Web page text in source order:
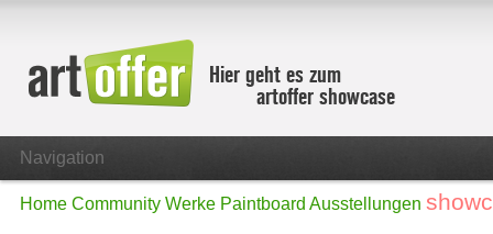
Hier geht es zum
artoffer showcase
Navigation
Home Community Werke Paintboard Ausstellungen